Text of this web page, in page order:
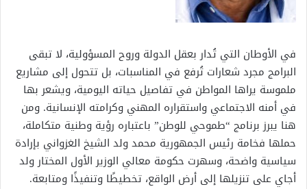
في الأوطان التي تُدار بعقل الدولة وروح المسؤولية، لا تبقى
البرامج مجرد شعارات تُرفع في المناسبات، بل تتحول إلى مشاريع
ملموسة يراها المواطن في تفاصيل حياته اليومية، ويشعر بها
في أمنه الاجتماعي واستقراره المهني وكرامته الإنسانية. ومن
هنا يبرز برنامج “طموحي للوطن” باعتباره رؤية وطنية متكاملة،
حملها فخامة رئيس الجمهورية محمد ولد الشيخ الغزواني بإرادة
سياسية واضحة، وسهرت حكومة معالي الوزير الأول المختار ولد
أجاي على تنزيلها إلى أرض الواقع، تخطيطًا وتنفيذًا ومتابعة.